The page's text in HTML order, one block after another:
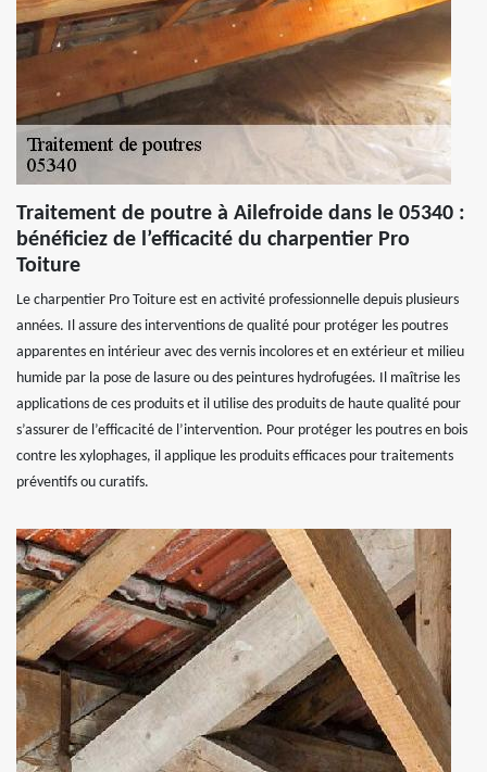
Traitement de poutre à Ailefroide dans le 05340 :
bénéficiez de l’efficacité du charpentier Pro
Toiture
Le charpentier Pro Toiture est en activité professionnelle depuis plusieurs
années. Il assure des interventions de qualité pour protéger les poutres
apparentes en intérieur avec des vernis incolores et en extérieur et milieu
humide par la pose de lasure ou des peintures hydrofugées. Il maîtrise les
applications de ces produits et il utilise des produits de haute qualité pour
s’assurer de l’efficacité de l’intervention. Pour protéger les poutres en bois
contre les xylophages, il applique les produits efficaces pour traitements
préventifs ou curatifs.